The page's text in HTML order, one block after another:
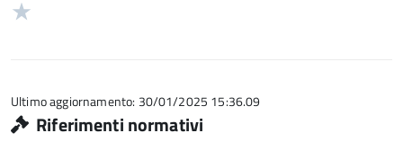
5
Ultimo aggiornamento: 30/01/2025 15:36.09
Riferimenti normativi